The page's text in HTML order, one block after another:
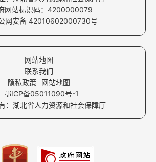
网站标识码：4200000079
网安备 42010602000730号
网站地图
联系我们
隐私政策
网站地图
鄂ICP备05011090号-1
：湖北省人力资源和社会保障厅